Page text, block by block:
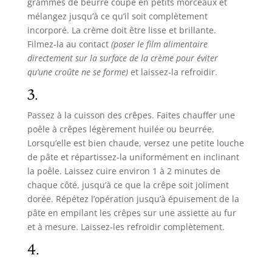
mélangez jusqu’à ce qu’il soit complètement
incorporé. La crème doit être lisse et brillante.
Filmez-la au contact (poser le film alimentaire
directement sur la surface de la crème pour éviter
qu’une croûte ne se forme)et laissez-la refroidir.
3.
Passez à la cuisson des crêpes. Faites chauffer une
poêle à crêpes légèrement huilée ou beurrée.
Lorsqu’elle est bien chaude, versez une petite louche
de pâte et répartissez-la uniformément en inclinant
la poêle. Laissez cuire environ 1 à 2 minutes de
chaque côté, jusqu’à ce que la crêpe soit joliment
dorée. Répétez l’opération jusqu’à épuisement de la
pâte en empilant les crêpes sur une assiette au fur
et à mesure. Laissez-les refroidir complètement.
4.